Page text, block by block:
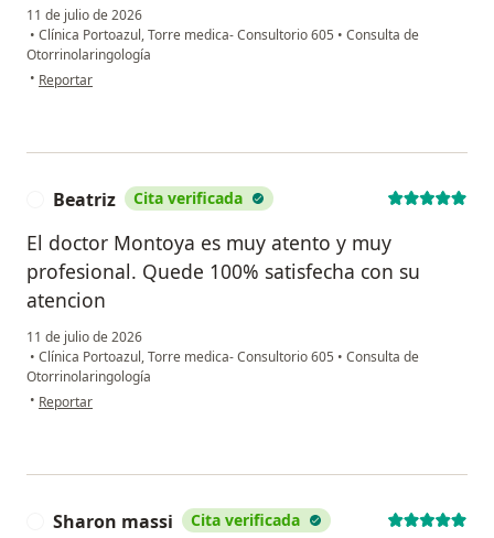
11 de julio de 2026
• Clínica Portoazul, Torre medica- Consultorio 605 • Consulta de
Otorrinolaringología
• en opinión del usuario Juan Carlos
Reportar
Beatriz Cita verificada
El doctor Montoya es muy atento y muy
profesional. Quede 100% satisfecha con su
atencion
11 de julio de 2026
• Clínica Portoazul, Torre medica- Consultorio 605 • Consulta de
Otorrinolaringología
• en opinión del usuario Beatriz
Reportar
Sharon massi Cita verificada